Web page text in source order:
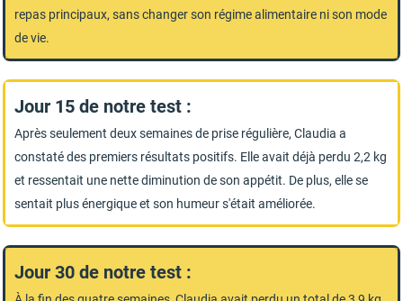
repas principaux, sans changer son régime alimentaire ni son mode
de vie.
Jour 15 de notre test :
Après seulement deux semaines de prise régulière, Claudia a
constaté des premiers résultats positifs. Elle avait déjà perdu 2,2 kg
et ressentait une nette diminution de son appétit. De plus, elle se
sentait plus énergique et son humeur s'était améliorée.
Jour 30 de notre test :